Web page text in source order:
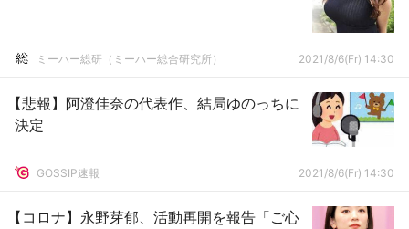
ミーハー総研（ミーハー総合研究所） 2021/8/6(Fr) 14:30
【悲報】阿澄佳奈の代表作、結局ゆのっちに
決定
GOSSIP速報 2021/8/6(Fr) 14:30
【コロナ】永野芽郁、活動再開を報告「ご心